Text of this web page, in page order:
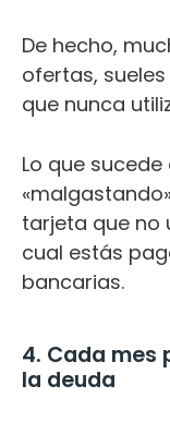
De hecho,
ofertas,
que nunca
Lo que
tarjeta que no
cual estás
bancarias.
4. Cada mes
la deuda